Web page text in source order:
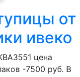
от
ивеко
цена
-7500 руб. В